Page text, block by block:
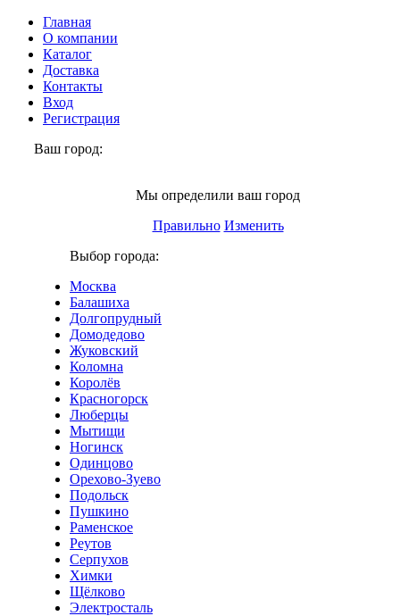
Главная
О компании
Каталог
Доставка
Контакты
Вход
Регистрация
Ваш город:
Мы определили ваш город
Правильно Изменить
Выбор города:
Москва
Балашиха
Долгопрудный
Домодедово
Жуковский
Коломна
Королёв
Красногорск
Люберцы
Мытищи
Ногинск
Одинцово
Орехово-Зуево
Подольск
Пушкино
Раменское
Реутов
Серпухов
Химки
Щёлково
Электросталь